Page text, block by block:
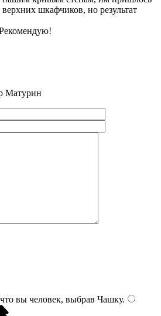
шкафчиков, но результат
Матурин
вы человек, выбрав Чашку.